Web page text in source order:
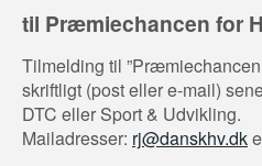
til Præmiechancen for
Tilmelding til
skriftligt (post eller e-mail)
DTC eller Sport & Udvikling.
Mailadresser: rj@danskhv.dk